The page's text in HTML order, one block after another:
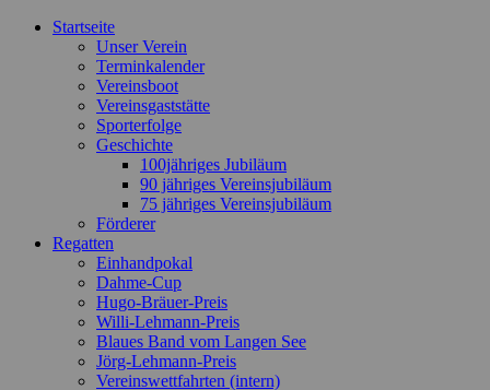
Startseite
Unser Verein
Terminkalender
Vereinsboot
Vereinsgaststätte
Sporterfolge
Geschichte
100jähriges Jubiläum
90 jähriges Vereinsjubiläum
75 jähriges Vereinsjubiläum
Förderer
Regatten
Einhandpokal
Dahme-Cup
Hugo-Bräuer-Preis
Willi-Lehmann-Preis
Blaues Band vom Langen See
Jörg-Lehmann-Preis
Vereinswettfahrten (intern)